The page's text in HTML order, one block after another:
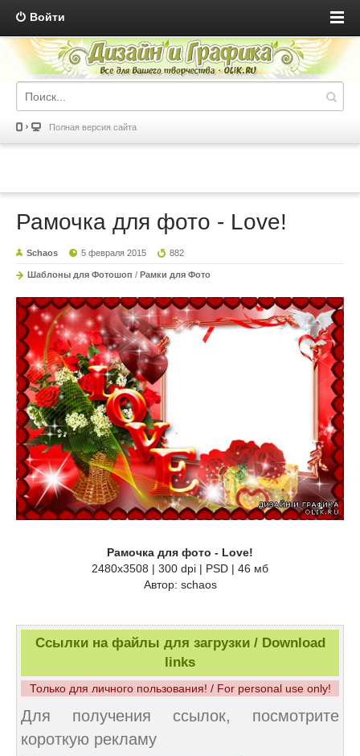
Войти
Полная версия сайта
Рамочка для фото - Love!
Schaos 5 февраля 2015 882
Шаблоны для Фотошоп / Рамки для Фото
Рамочка для фото - Love!
2480х3508 | 300 dpi | PSD | 46 мб
Автор: schaos
Ссылки на файлы для загрузки / Download
links
Только для личного пользования! / For personal use only!
Для получения ссылок, посмотрите
короткую рекламу